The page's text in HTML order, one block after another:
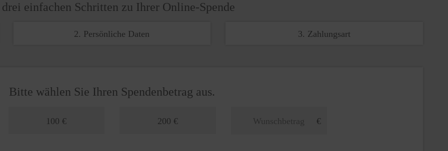
einfachen Schritten zu Ihrer Online-Spende
2. Persönliche Daten 3. Zahlungsart
Bitte wählen Sie Ihren Spendenbetrag aus.
100 € 200 €